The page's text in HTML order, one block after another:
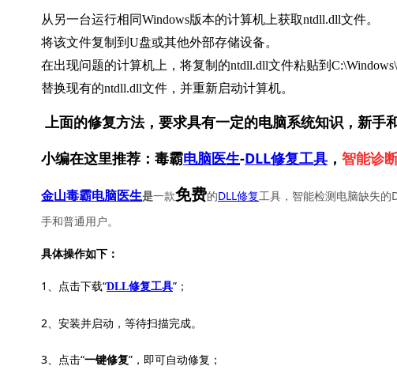
从另一台运行相同Windows版本的计算机上获取ntdll.dll文件。
将该文件复制到U盘或其他外部存储设备。
在出现问题的计算机上，将复制的ntdll.dll文件粘贴到
替换现有的ntdll.dll文件，并重新启动计算机。
上面的修复方法，要求具有一定的电脑系统知识，新手
小编在这里推荐：毒霸电脑医生-DLL修复工具 ， 智能诊
金山毒霸电脑医生是一款免费的DLL修复工具，智能检测电脑缺失的
手和普通用户。
具体操作如下：
1、点击下载“DLL修复工具”；
2、安装并启动，等待扫描完成。
3、点击“一键修复”，即可自动修复；